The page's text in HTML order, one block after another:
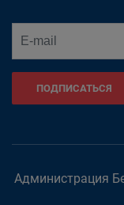
ПОДПИСАТЬСЯ
Администрация